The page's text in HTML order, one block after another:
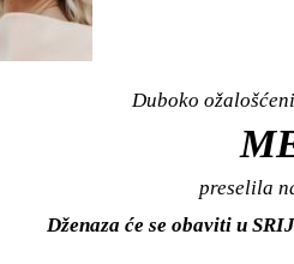
Duboko
preselila
Dženaza će se obaviti u